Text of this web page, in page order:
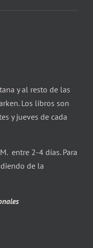
y al resto de las
Los libros son
y jueves de cada
entre 2-4 días. Para
de la